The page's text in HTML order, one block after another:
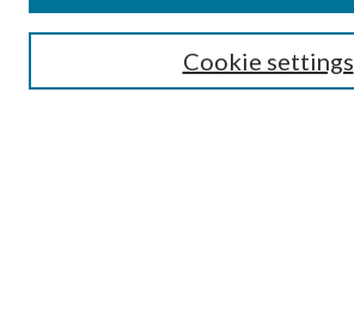
Most Popular Papers
Cookie settings